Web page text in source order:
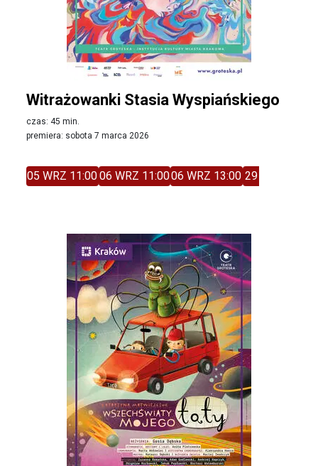
Witrażowanki Stasia Wyspiańskiego
czas: 45 min.
premiera: sobota 7 marca 2026
05 WRZ 11:0006 WRZ 11:0006 WRZ 13:00 29 GRU 11:00